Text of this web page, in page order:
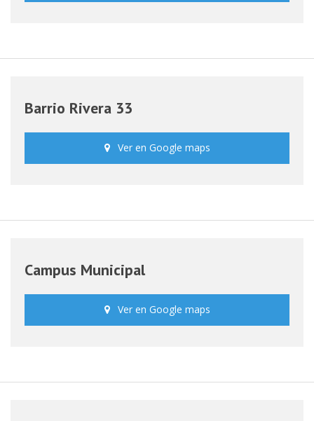
Barrio Rivera 33
Ver en Google maps
Campus Municipal
Ver en Google maps